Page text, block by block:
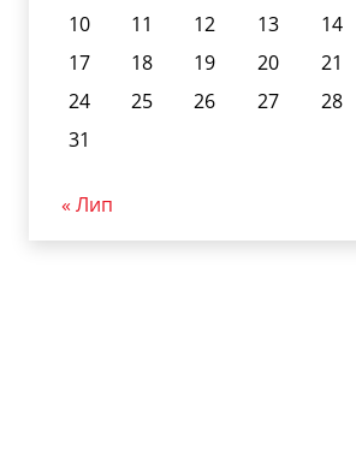
10
11 12 13 14
17
18 19 20 21
24
25 26 27 28
31
« Лип